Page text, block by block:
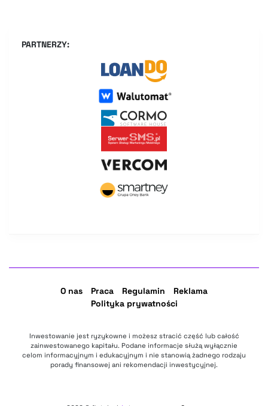
PARTNERZY:
O nas Praca Regulamin
Reklama
Polityka prywatności
Inwestowanie jest ryzykowne i możesz stracić część lub całość
zainwestowanego kapitału. Podane informacje służą wyłącznie
celom informacyjnym i edukacyjnym i nie stanowią żadnego rodzaju
porady finansowej ani rekomendacji inwestycyjnej.